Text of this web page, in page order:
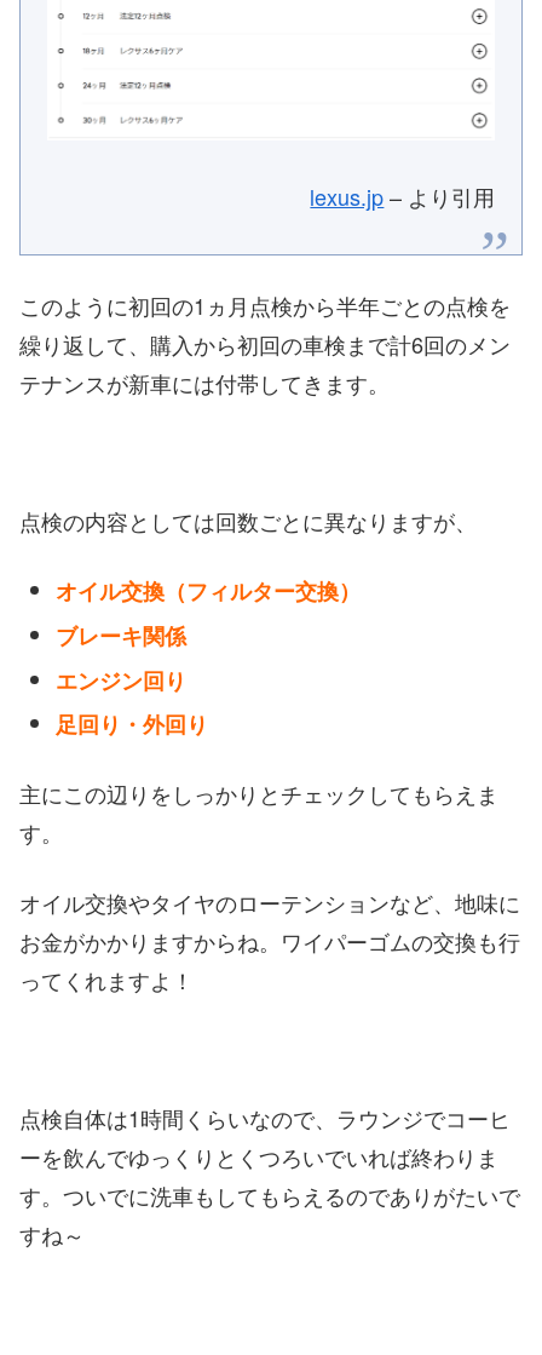
lexus.jp– より引用
このように初回の1ヵ月点検から半年ごとの点検を
繰り返して、購入から初回の車検まで計6回のメン
テナンスが新車には付帯してきます。
点検の内容としては回数ごとに異なりますが、
オイル交換（フィルター交換）
ブレーキ関係
エンジン回り
足回り・外回り
主にこの辺りをしっかりとチェックしてもらえま
す。
オイル交換やタイヤのローテンションなど、地味に
お金がかかりますからね。ワイパーゴムの交換も行
ってくれますよ！
点検自体は1時間くらいなので、ラウンジでコーヒ
ーを飲んでゆっくりとくつろいでいれば終わりま
す。ついでに洗車もしてもらえるのでありがたいで
すね～